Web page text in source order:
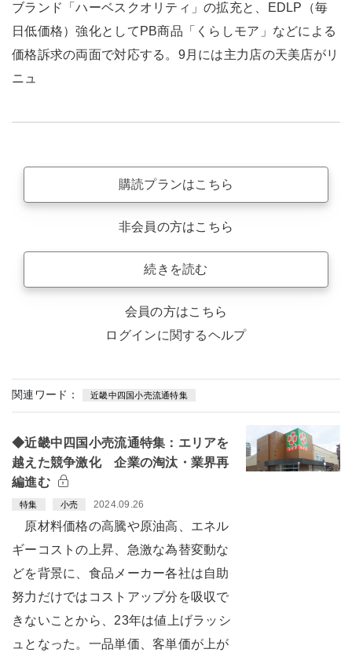
ブランド「ハーベスクオリティ」の拡充と、EDLP（毎
日低価格）強化としてPB商品「くらしモア」などによる
価格訴求の両面で対応する。9月には主力店の天美店がリ
ニュ
購読プランはこちら
非会員の方はこちら
続きを読む
会員の方はこちら
ログインに関するヘルプ
関連ワード： 近畿中四国小売流通特集
◆近畿中四国小売流通特集：エリアを
越えた競争激化 企業の淘汰・業界再
編進む
特集 小売 2024.09.26
原材料価格の高騰や原油高、エネル
ギーコストの上昇、急激な為替変動な
どを背景に、食品メーカー各社は自助
努力だけではコストアップ分を吸収で
きないことから、23年は値上げラッシ
ュとなった。一品単価、客単価が上が